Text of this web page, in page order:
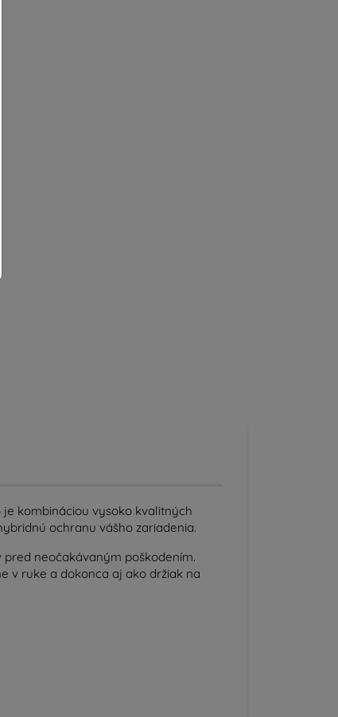
kombináciou vysoko kvalitných
ochranu vášho zariadenia.
neočakávaným poškodením.
v ruke a dokonca aj ako držiak na